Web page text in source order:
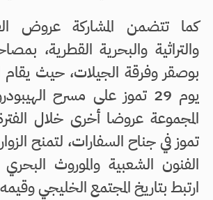
كما تتضمن المشاركة عروض
والتراثية والبحرية القطرية،
بوصقر وفرقة الجيلات، حيث
يوم 29 تموز على مسرح
تموز في جناح السفارات، لتمنح
الفنون الشعبية والموروث
ارتبط بتاريخ المجتمع الخليجي